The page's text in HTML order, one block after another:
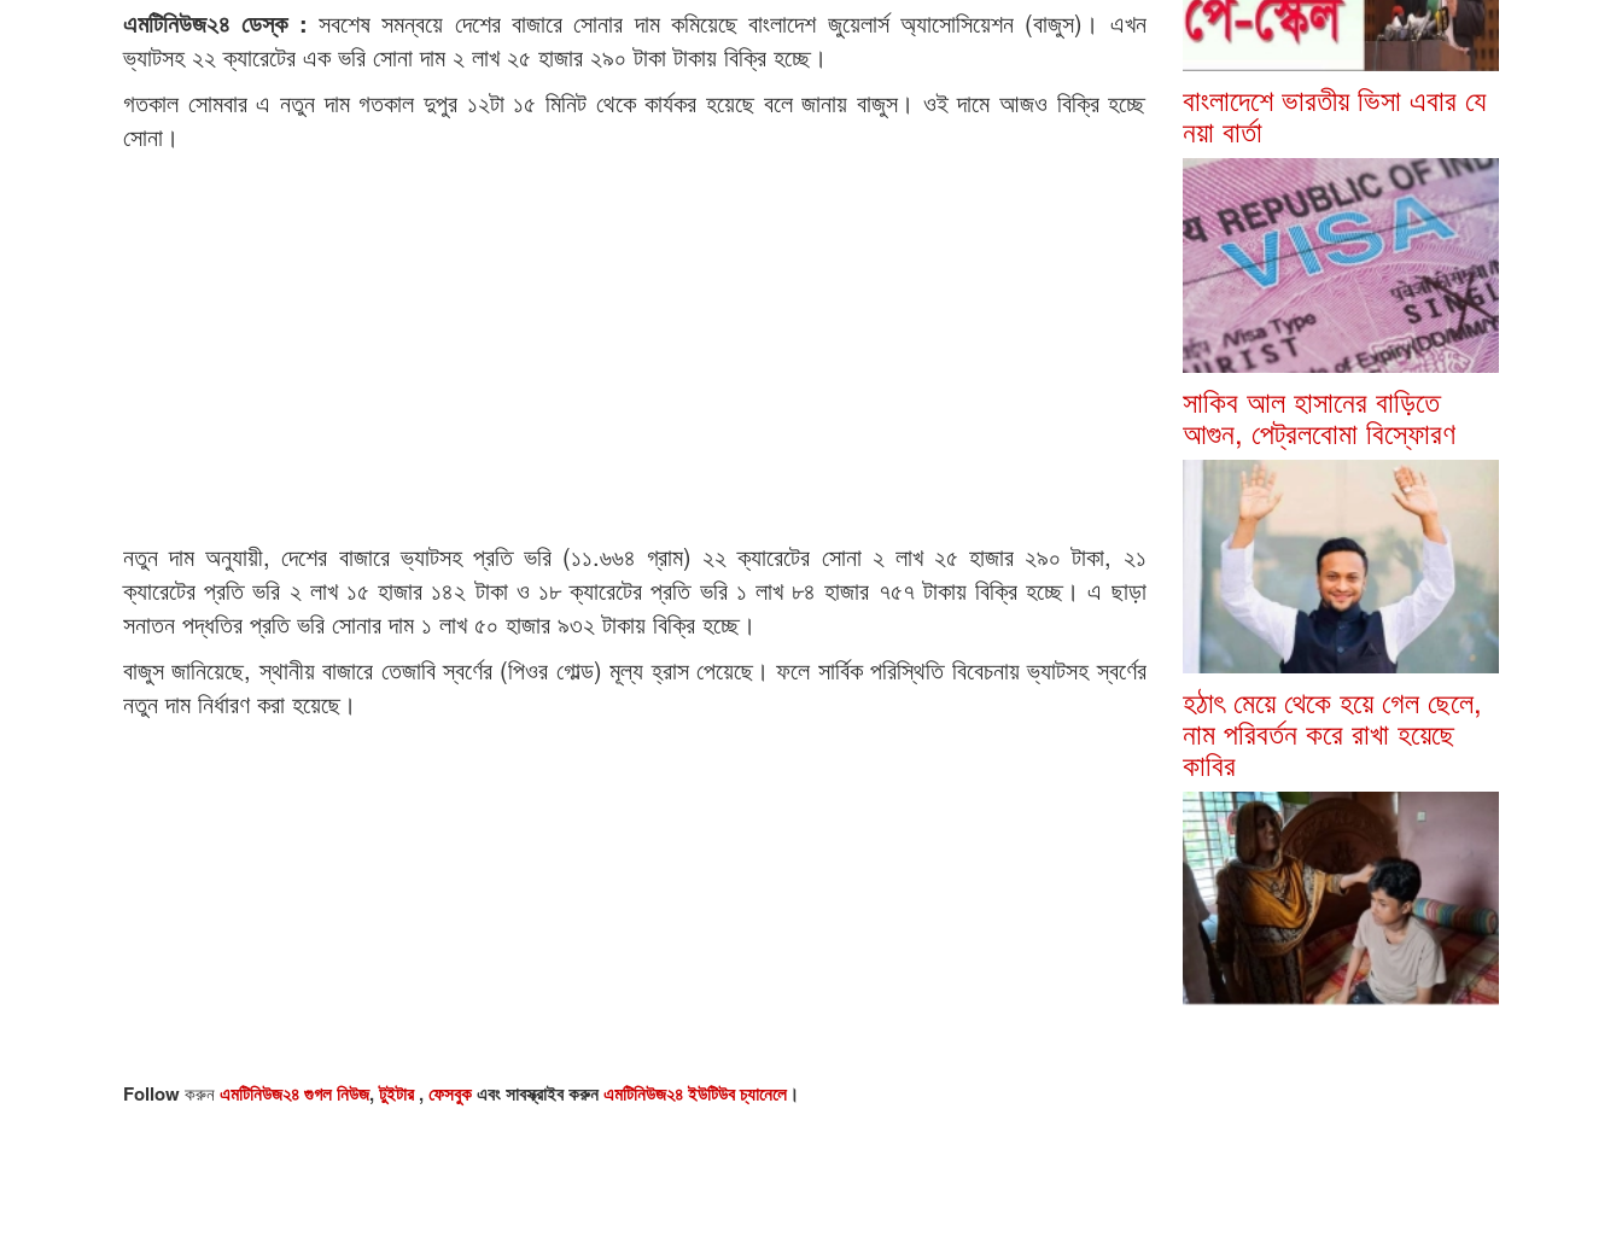
এমটিনিউজ২৪ ডেস্ক : সবশেষ সমন্বয়ে দেশের বাজারে সোনার দাম কমিয়েছে বাংলাদেশ জুয়েলার্স অ্যাসোসিয়েশন (বাজুস)। এখন
ভ্যাটসহ ২২ ক্যারেটের এক ভরি সোনা দাম ২ লাখ ২৫ হাজার ২৯০ টাকা টাকায় বিক্রি হচ্ছে।
গতকাল সোমবার এ নতুন দাম গতকাল দুপুর ১২টা ১৫ মিনিট থেকে কার্যকর হয়েছে বলে জানায় বাজুস। ওই দামে আজও বিক্রি হচ্ছে
সোনা।
নতুন দাম অনুযায়ী, দেশের বাজারে ভ্যাটসহ প্রতি ভরি (১১.৬৬৪ গ্রাম) ২২ ক্যারেটের সোনা ২ লাখ ২৫ হাজার ২৯০ টাকা, ২১
ক্যারেটের প্রতি ভরি ২ লাখ ১৫ হাজার ১৪২ টাকা ও ১৮ ক্যারেটের প্রতি ভরি ১ লাখ ৮৪ হাজার ৭৫৭ টাকায় বিক্রি হচ্ছে। এ ছাড়া
সনাতন পদ্ধতির প্রতি ভরি সোনার দাম ১ লাখ ৫০ হাজার ৯৩২ টাকায় বিক্রি হচ্ছে।
বাজুস জানিয়েছে, স্থানীয় বাজারে তেজাবি স্বর্ণের (পিওর গোল্ড) মূল্য হ্রাস পেয়েছে। ফলে সার্বিক পরিস্থিতি বিবেচনায় ভ্যাটসহ স্বর্ণের
নতুন দাম নির্ধারণ করা হয়েছে।
Followকরুনএমটিনিউজ২৪ গুগল নিউজ,টুইটার,ফেসবুকএবং সাবস্ক্রাইব করুনএমটিনিউজ২৪ ইউটিউব চ্যানেলে।
বাংলাদেশে ভারতীয় ভিসা এবার যে
নয়া বার্তা
সাকিব আল হাসানের বাড়িতে
আগুন, পেট্রলবোমা বিস্ফোরণ
হঠাৎ মেয়ে থেকে হয়ে গেল ছেলে,
নাম পরিবর্তন করে রাখা হয়েছে
কাবির